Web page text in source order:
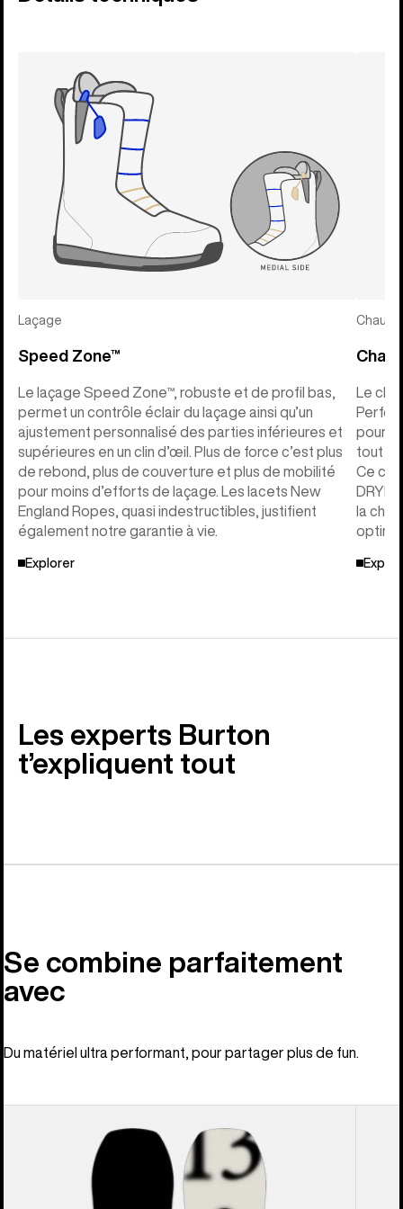
Laçage
Speed Zone™
Le laçage Speed Zone™, robuste et de profil bas,
permet un contrôle éclair du laçage ainsi qu’un
ajustement personnalisé des parties inférieures et
supérieures en un clin d’œil. Plus de force c’est plus
de rebond, plus de couverture et plus de mobilité
pour moins d’efforts de laçage. Les lacets New
England Ropes, quasi indestructibles, justifient
également notre garantie à vie.
Explorer
Le
pour
tout
Ce
la
Les experts Burton
t’expliquent tout
Se combine parfaitement
avec
Du matériel ultra performant, pour partager plus de fun.